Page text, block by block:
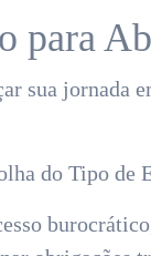
para
sua jornada
do Tipo de